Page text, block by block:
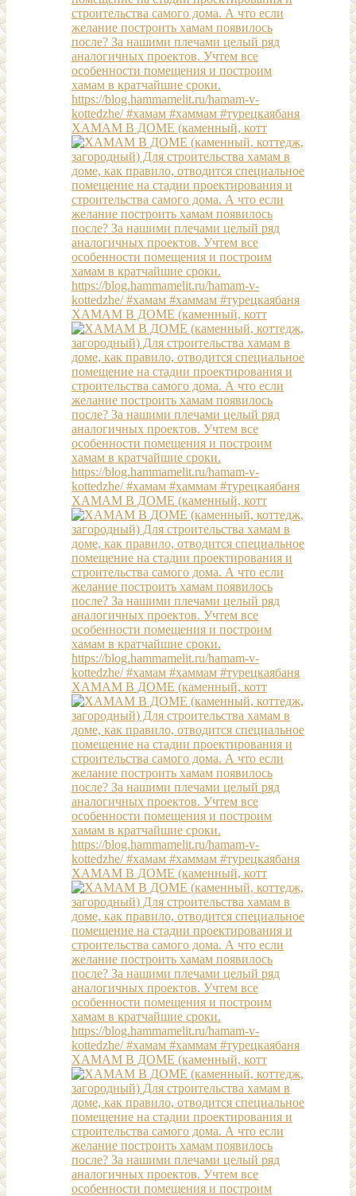
ХАМАМ В ДОМЕ (каменный, котт
ХАМАМ В ДОМЕ (каменный, котт
ХАМАМ В ДОМЕ (каменный, котт
ХАМАМ В ДОМЕ (каменный, котт
ХАМАМ В ДОМЕ (каменный, котт
ХАМАМ В ДОМЕ (каменный, котт